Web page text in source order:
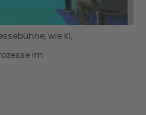
wie KI,
im